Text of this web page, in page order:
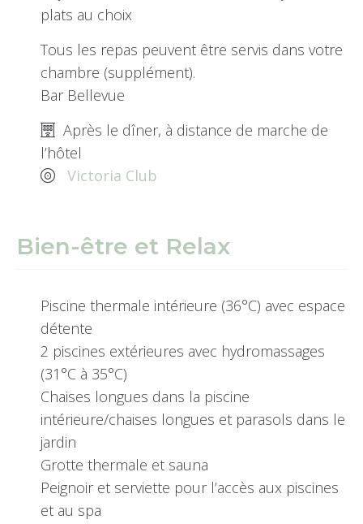
plats au choix
Tous les repas peuvent être servis dans votre
chambre (supplément).
Bar Bellevue
Après le dîner, à distance de marche de
l’hôtel
Victoria Club
Bien-être et Relax
Piscine thermale intérieure (36°C) avec espace
détente
2 piscines extérieures avec hydromassages
(31°C à 35°C)
Chaises longues dans la piscine
intérieure/chaises longues et parasols dans le
jardin
Grotte thermale et sauna
Peignoir et serviette pour l’accès aux piscines
et au spa